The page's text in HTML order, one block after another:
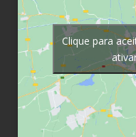
Clique para